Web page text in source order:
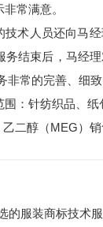
常满意。
技术人员还向马
务结束后，马经
非常的完善、细
围：针纺织品、
二醇（MEG）
的服装商标技术